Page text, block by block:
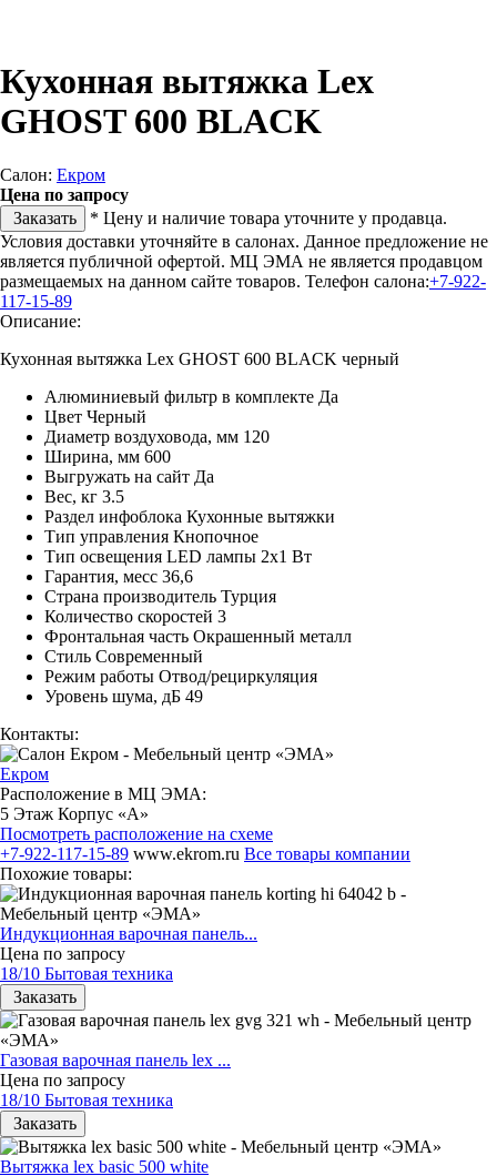
Кухонная вытяжка Lex
GHOST 600 BLACK
Салон: Екром
Цена по запросу
Заказать
* Цену и наличие товара уточните у продавца.
Условия доставки уточняйте в салонах. Данное предложение не
является публичной офертой. МЦ ЭМА не является продавцом
размещаемых на данном сайте товаров. Телефон салона:+7-922-
117-15-89
Описание:
Кухонная вытяжка Lex GHOST 600 BLACK черный
Алюминиевый фильтр в комплекте Да
Цвет Черный
Диаметр воздуховода, мм 120
Ширина, мм 600
Выгружать на сайт Да
Вес, кг 3.5
Раздел инфоблока Кухонные вытяжки
Тип управления Кнопочное
Тип освещения LED лампы 2x1 Вт
Гарантия, месс 36,6
Страна производитель Турция
Количество скоростей 3
Фронтальная часть Окрашенный металл
Стиль Современный
Режим работы Отвод/рециркуляция
Уровень шума, дБ 49
Контакты:
Екром
Расположение в МЦ ЭМА:
5 Этаж Корпус «А»
Посмотреть расположение на схеме
+7-922-117-15-89 www.ekrom.ru Все товары компании
Похожие товары:
Индукционная варочная панель...
Цена по запросу
18/10 Бытовая техника
Заказать
Газовая варочная панель lex ...
Цена по запросу
18/10 Бытовая техника
Заказать
Вытяжка lex basic 500 white